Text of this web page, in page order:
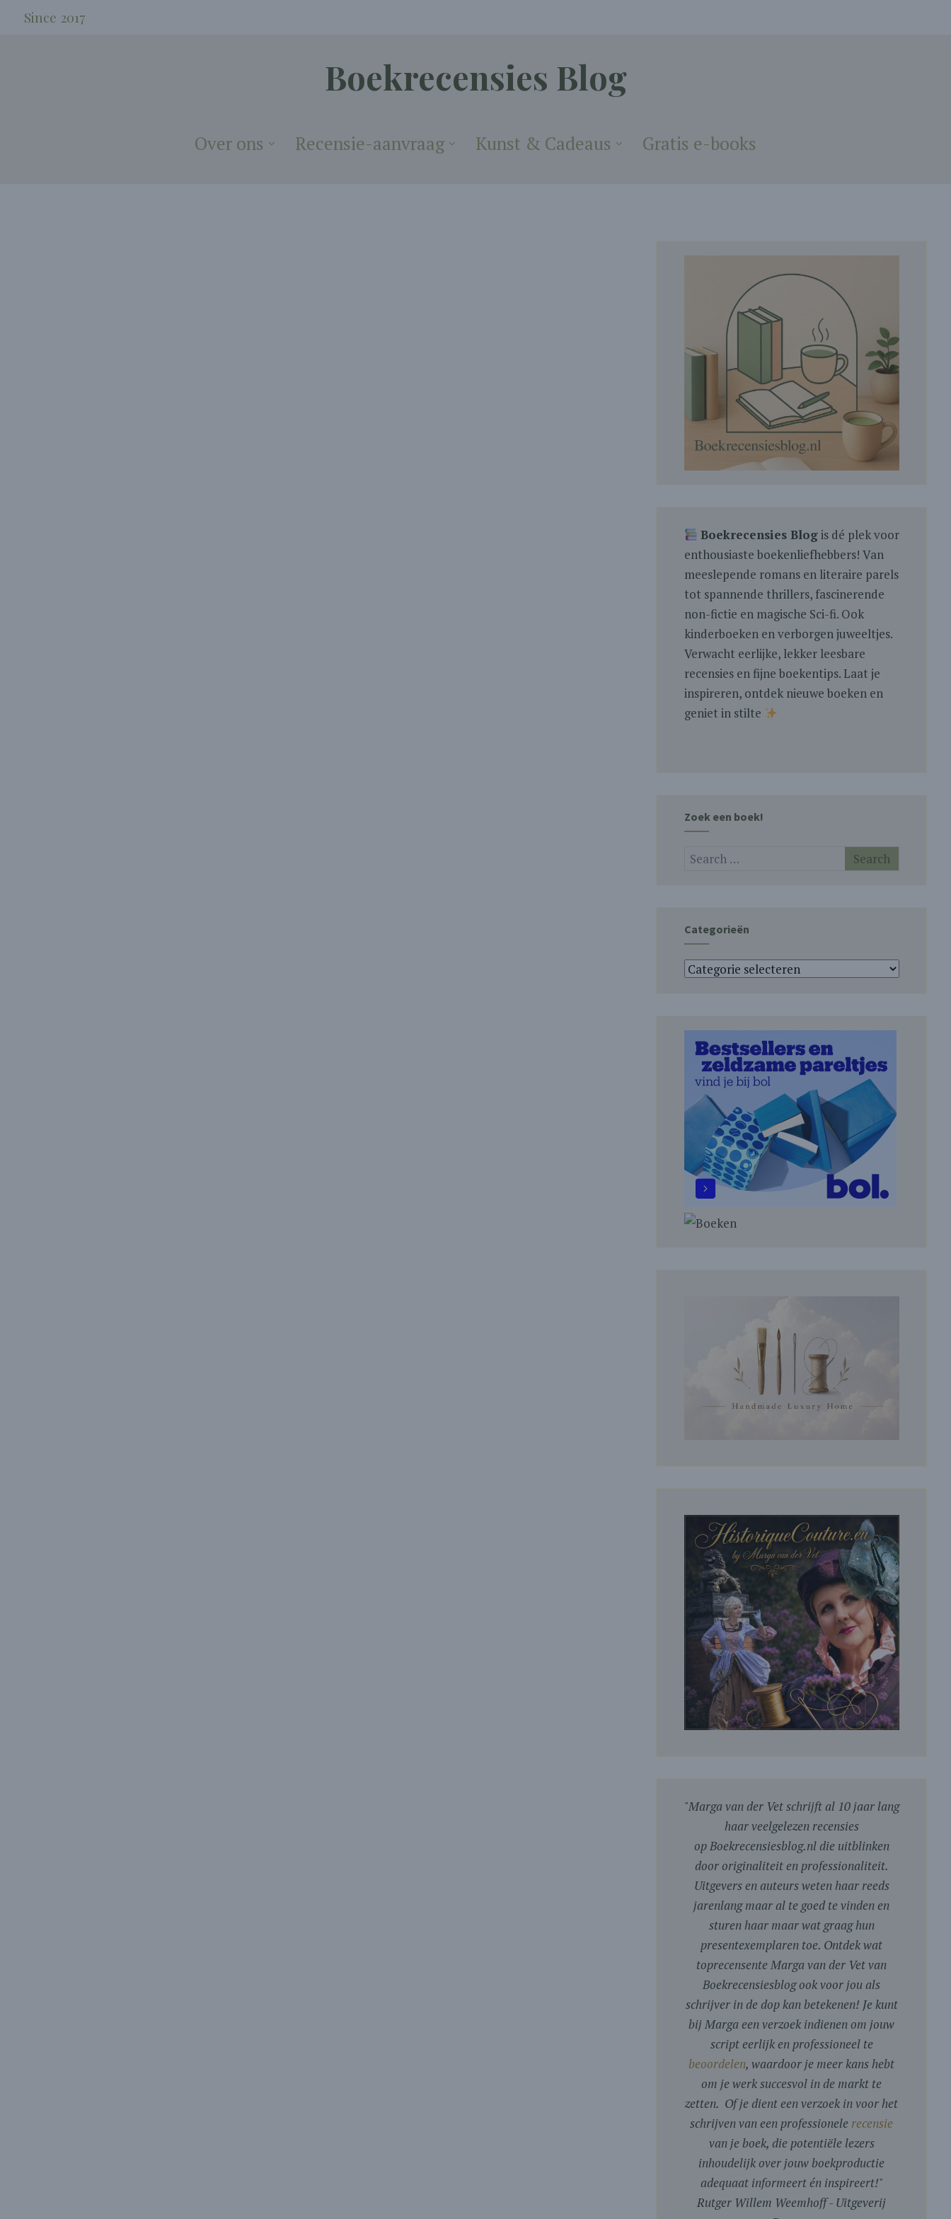
Since 2017
Boekrecensies Blog
Over ons Recensie-aanvraag Kunst & Cadeaus Gratis e-books
Boekrecensies Blogis dé plek voor
enthousiaste boekenliefhebbers! Van
meeslepende romans en literaire parels
tot spannende thrillers, fascinerende
non-fictie en magische Sci-fi. Ook
kinderboeken en verborgen juweeltjes.
Verwacht eerlijke, lekker leesbare
recensies en fijne boekentips. Laat je
inspireren, ontdek nieuwe boeken en
geniet in stilte
Zoek een boek!
Categorieën
Categorieën
"Marga van der Vet schrijft al 10 jaar lang
haar veelgelezen recensies
op Boekrecensiesblog.nl die uitblinken
door originaliteit en professionaliteit.
Uitgevers en auteurs weten haar reeds
jarenlang maar al te goed te vinden en
sturen haar maar wat graag hun
presentexemplaren toe. Ontdek wat
toprecensente Marga van der Vet van
Boekrecensiesblog ook voor jou als
schrijver in de dop kan betekenen! Je kunt
bij Marga een verzoek indienen om jouw
script eerlijk en professioneel te
beoordelen, waardoor je meer kans hebt
om je werk succesvol in de markt te
zetten. Of je dient een verzoek in voor het
schrijven van een professionele recensie
van je boek, die potentiële lezers
inhoudelijk over jouw boekproductie
adequaat informeert én inspireert!"
Rutger Willem Weemhoff - Uitgeverij